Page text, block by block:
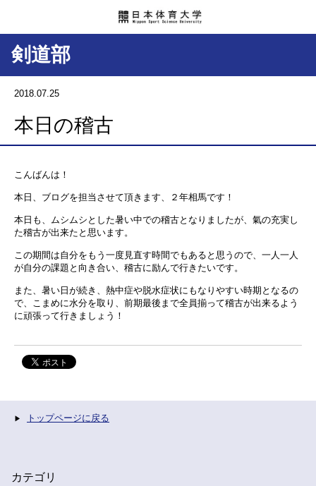
剣道部
2018.07.25
本日の稽古
こんばんは！
本日、ブログを担当させて頂きます、２年相馬です！
本日も、ムシムシとした暑い中での稽古となりましたが、氣の充実し
た稽古が出来たと思います。
この期間は自分をもう一度見直す時間でもあると思うので、一人一人
が自分の課題と向き合い、稽古に励んで行きたいです。
また、暑い日が続き、熱中症や脱水症状にもなりやすい時期となるの
で、こまめに水分を取り、前期最後まで全員揃って稽古が出来るよう
に頑張って行きましょう！
トップページに戻る
カテゴリ